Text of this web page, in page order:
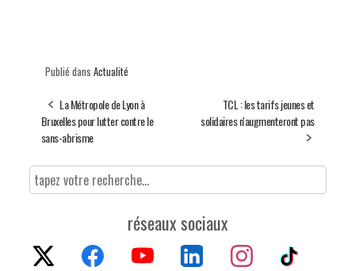
Publié dans Actualité
La Métropole de Lyon à
Bruxelles pour lutter contre le
sans-abrisme
TCL : les tarifs jeunes et
solidaires n'augmenteront pas
réseaux sociaux